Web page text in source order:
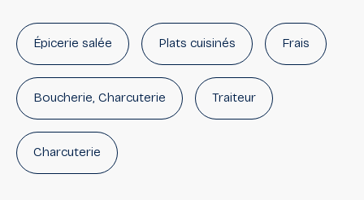
Épicerie salée Plats cuisinés Frais
Boucherie, Charcuterie Traiteur
Charcuterie